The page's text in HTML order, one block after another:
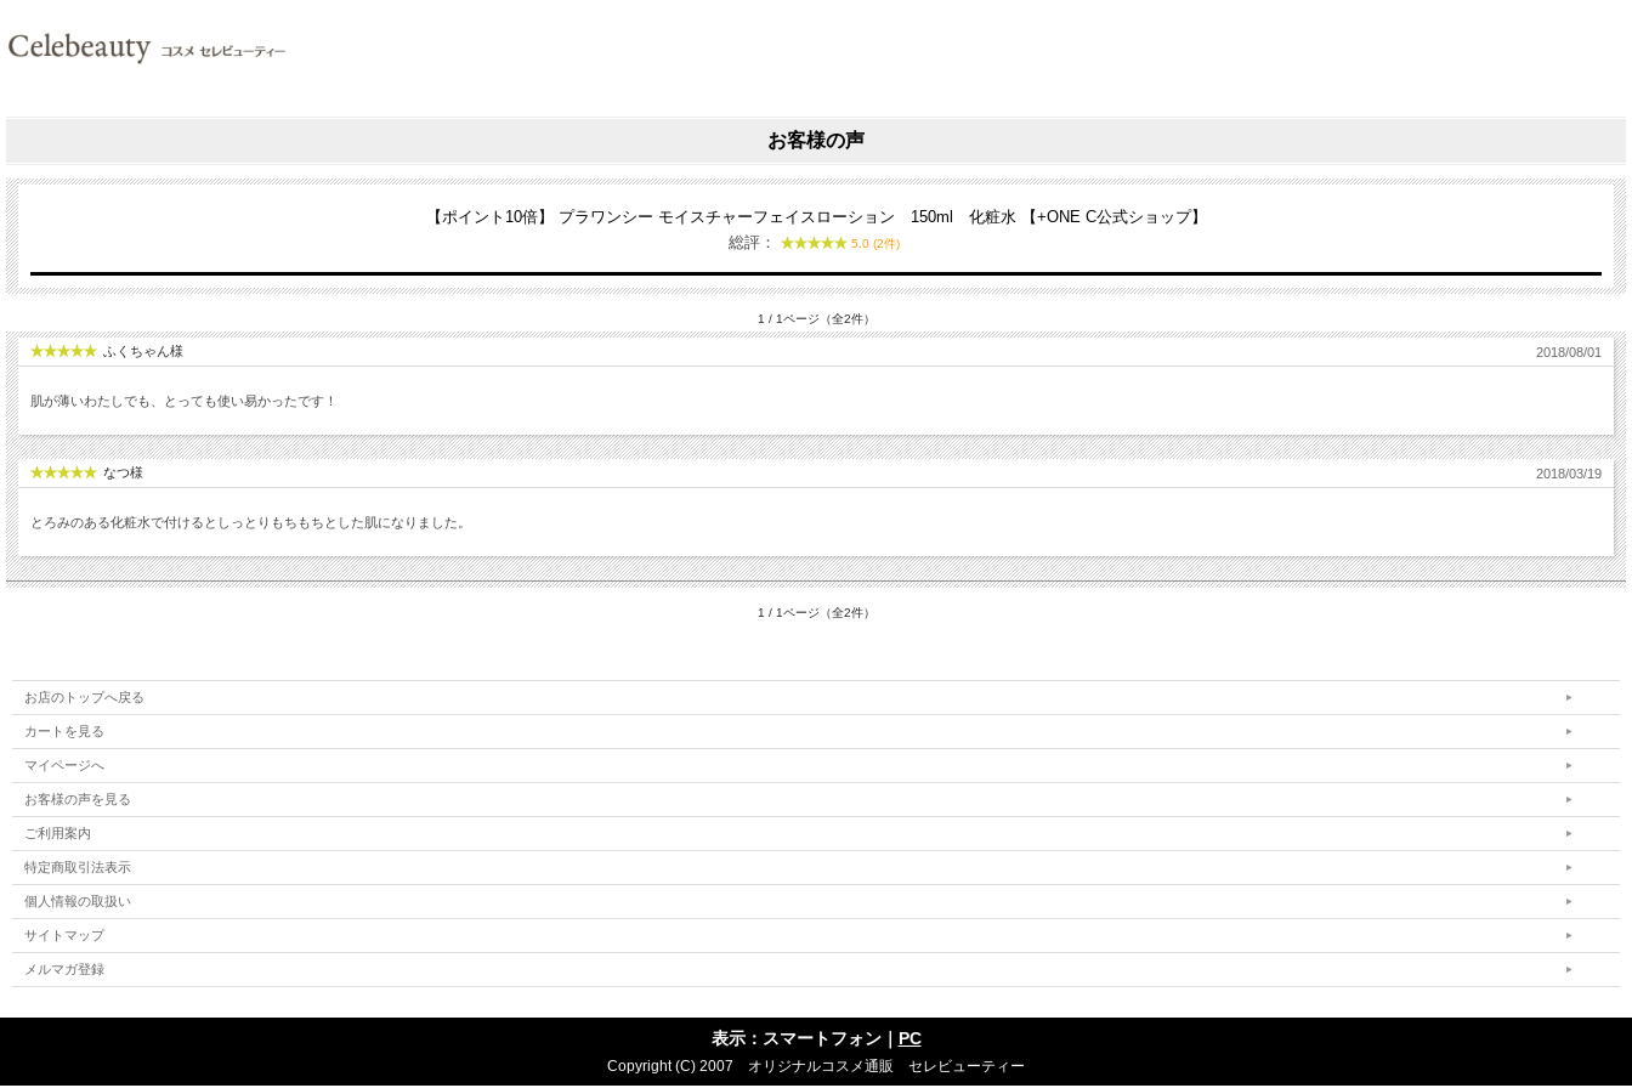
お客様の声
【ポイント10倍】 プラワンシー モイスチャーフェイスローション 150ml 化粧水 【+ONE C公式ショップ】
総評：
5.0 (2件)
1 / 1ページ（全2件）
ふくちゃん様 2018/08/01
肌が薄いわたしでも、とっても使い易かったです！
なつ様 2018/03/19
とろみのある化粧水で付けるとしっとりもちもちとした肌になりました。
1 / 1ページ（全2件）
お店のトップへ戻る
カートを見る
マイページへ
お客様の声を見る
ご利用案内
特定商取引法表示
個人情報の取扱い
サイトマップ
メルマガ登録
表示：スマートフォン｜ PC
Copyright (C) 2007 オリジナルコスメ通販 セレビューティー